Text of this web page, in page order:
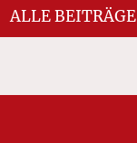
ALLE BEITRÄGE